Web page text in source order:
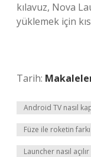
kılavuz, Nova
yüklemek için
Tarih:
Android TV nasıl
Füze ile roketin
Launcher nasıl açılır